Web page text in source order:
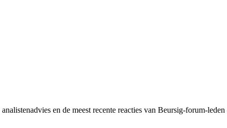
en de meest recente reacties van Beursig-forum-